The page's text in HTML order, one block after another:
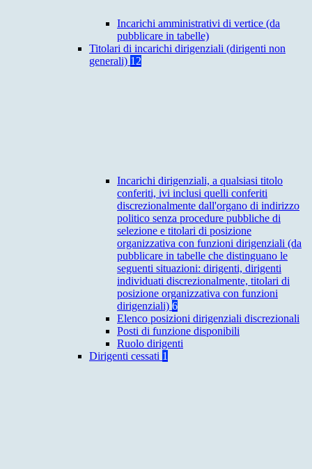
Incarichi amministrativi di vertice (da
pubblicare in tabelle)
Titolari di incarichi dirigenziali (dirigenti non
generali) 12
Incarichi dirigenziali, a qualsiasi titolo
conferiti, ivi inclusi quelli conferiti
discrezionalmente dall'organo di indirizzo
politico senza procedure pubbliche di
selezione e titolari di posizione
organizzativa con funzioni dirigenziali (da
pubblicare in tabelle che distinguano le
seguenti situazioni: dirigenti, dirigenti
individuati discrezionalmente, titolari di
posizione organizzativa con funzioni
dirigenziali) 6
Elenco posizioni dirigenziali discrezionali
Posti di funzione disponibili
Ruolo dirigenti
Dirigenti cessati 1